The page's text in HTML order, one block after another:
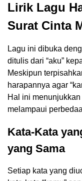
Lirik Lagu
Surat Cinta
Lagu ini dibuka
ditulis dari “aku”
Meskipun
harapannya agar
Hal ini
melampaui
Kata-Kata
yang Sama
Setiap kata yang